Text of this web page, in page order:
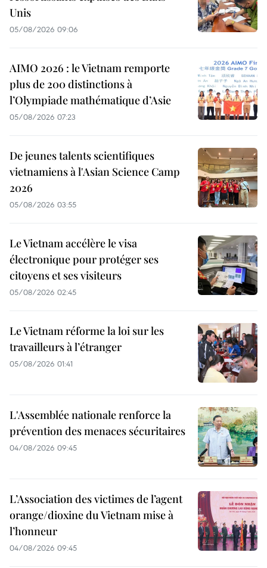
Unis
05/08/2026 09:06
AIMO 2026 : le Vietnam remporte
plus de 200 distinctions à
l’Olympiade mathématique d’Asie
05/08/2026 07:23
De jeunes talents scientifiques
vietnamiens à l'Asian Science Camp
2026
05/08/2026 03:55
Le Vietnam accélère le visa
électronique pour protéger ses
citoyens et ses visiteurs
05/08/2026 02:45
Le Vietnam réforme la loi sur les
travailleurs à l’étranger
05/08/2026 01:41
L'Assemblée nationale renforce la
prévention des menaces sécuritaires
04/08/2026 09:45
L’Association des victimes de l’agent
orange/dioxine du Vietnam mise à
l’honneur
04/08/2026 09:45